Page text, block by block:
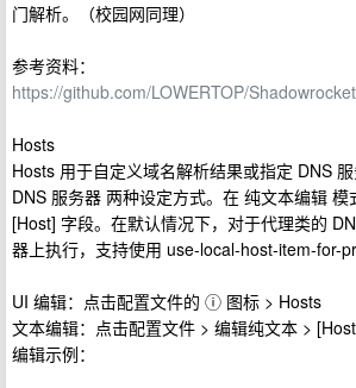
门解析。（校园网同理）
参考资料：
https://github.com/LOWERTOP/
Hosts
Hosts 用于自定义域名解析结果或指定 DNS
DNS 服务器 两种设定方式。在 纯文本编辑
[Host] 字段。在默认情况下，对于代理类的
器上执行，支持使用 use-local-host-item-for-
UI 编辑：点击配置文件的 ⓘ 图标 > Hosts
文本编辑：点击配置文件 > 编辑纯文本 >
编辑示例：